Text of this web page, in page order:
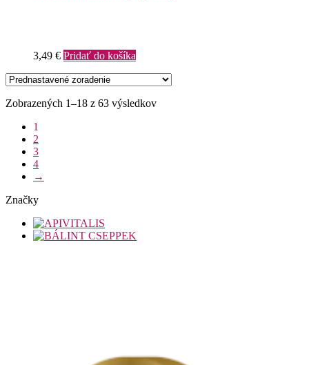
3,49 € Pridať do košíka
Zobrazených 1–18 z 63 výsledkov
1
2
3
4
→
Značky